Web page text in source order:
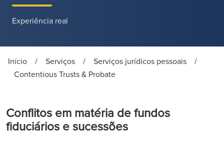
Experiência real
Início / Serviços / Serviços jurídicos pessoais
/
Contentious Trusts & Probate
Conflitos em matéria de fundos
fiduciários e sucessões